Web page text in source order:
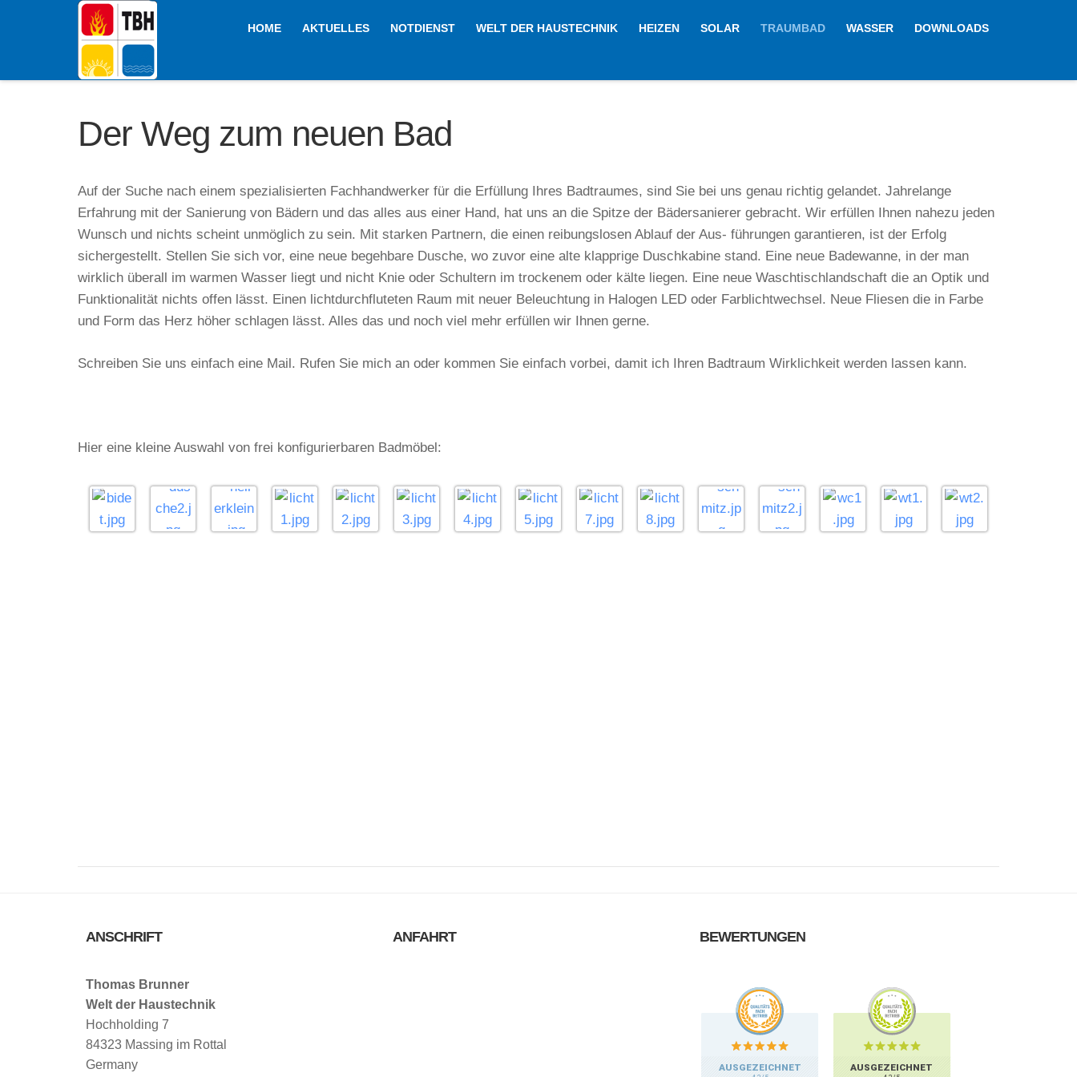
Der Weg zum neuen Bad
Auf der Suche nach einem spezialisierten Fachhandwerker für die Erfüllung Ihres Badtraumes, sind Sie bei uns genau richtig gelandet. Jahrelange
Erfahrung mit der Sanierung von Bädern und das alles aus einer Hand, hat uns an die Spitze der Bädersanierer gebracht. Wir erfüllen Ihnen nahezu jeden
Wunsch und nichts scheint unmöglich zu sein. Mit starken Partnern, die einen reibungslosen Ablauf der Aus- führungen garantieren, ist der Erfolg
sichergestellt. Stellen Sie sich vor, eine neue begehbare Dusche, wo zuvor eine alte klapprige Duschkabine stand. Eine neue Badewanne, in der man
wirklich überall im warmen Wasser liegt und nicht Knie oder Schultern im trockenem oder kälte liegen. Eine neue Waschtischlandschaft die an Optik und
Funktionalität nichts offen lässt. Einen lichtdurchfluteten Raum mit neuer Beleuchtung in Halogen LED oder Farblichtwechsel. Neue Fliesen die in Farbe
und Form das Herz höher schlagen lässt. Alles das und noch viel mehr erfüllen wir Ihnen gerne.
Schreiben Sie uns einfach eine Mail. Rufen Sie mich an oder kommen Sie einfach vorbei, damit ich Ihren Badtraum Wirklichkeit werden lassen kann.
Hier eine kleine Auswahl von frei konfigurierbaren Badmöbel:
ANSCHRIFT
Thomas Brunner
Welt der Haustechnik
Hochholding 7
84323 Massing im Rottal
Germany
ANFAHRT BEWERTUNGEN
HOME AKTUELLES NOTDIENST WELT DER HAUSTECHNIK HEIZEN SOLAR TRAUMBAD WASSER DOWNLOADS